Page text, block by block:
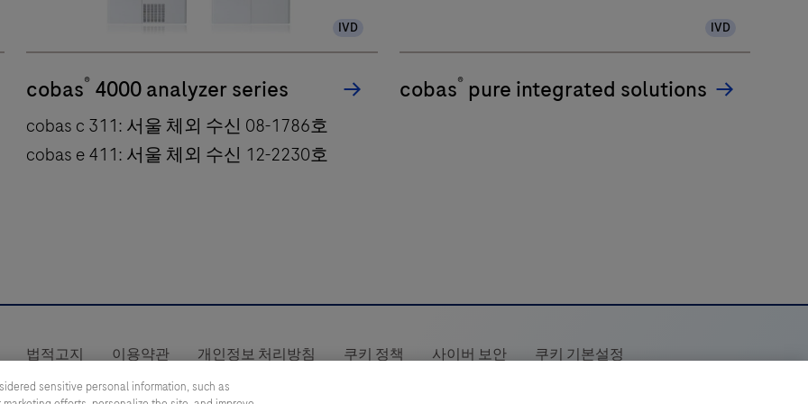
IVD
cobas® 4000 analyzer series
cobas c 311: 서울 체외 수신 08-1786호
cobas e 411: 서울 체외 수신 12-2230호
c
서
울
IVD
cobas®pure integrated solutions
법적고지 이용약관 개인정보 처리방침 쿠키 정책 사이버 보안
쿠키 기본설정
제품 안전성 정보
SOUTH KOREA
sensitive personal information, such as